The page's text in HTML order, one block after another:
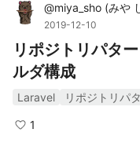
@miya_sho (みや
2019-12-10
リポジトリパタ
ルダ構成
Laravel リポジトリパ
1